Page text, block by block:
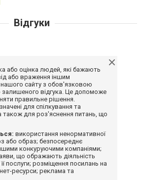
Відгуки
або оцінка людей, які бажають
або враження іншим
сайту з обов'язковою
залишеного відгука. Це допоможе
правильне рішення.
для спілкування та
також для роз'яснення питань, що
використання ненормативної
або образ; безпосереднє
конкуруючими компаніями;
що ображають діяльність
її послуги; розміщення посилань на
ресурси; реклама та